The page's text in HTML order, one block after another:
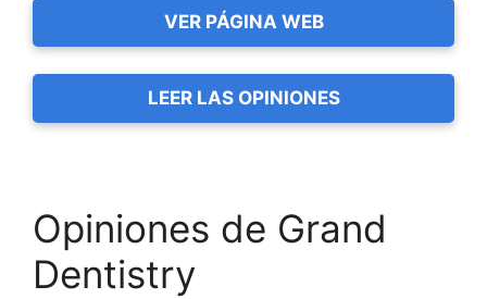
VER PÁGINA WEB
LEER LAS OPINIONES
Opiniones de Grand
Dentistry